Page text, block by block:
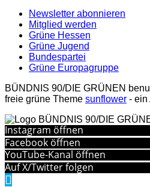
Newsletter abonnieren
Mitglied werden
Grüne Hessen
Grüne Jugend
Bundespartei
Grüne Europagruppe
BÜNDNIS 90/DIE GRÜNEN
freie grüne Theme sunflower ‐
Instagram öffnen
Facebook öffnen
YouTube-Kanal öffnen
Auf X/Twitter folgen